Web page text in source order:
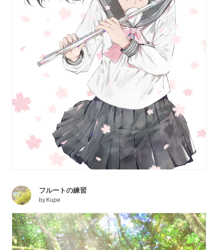
フルートの練習
by Kupe